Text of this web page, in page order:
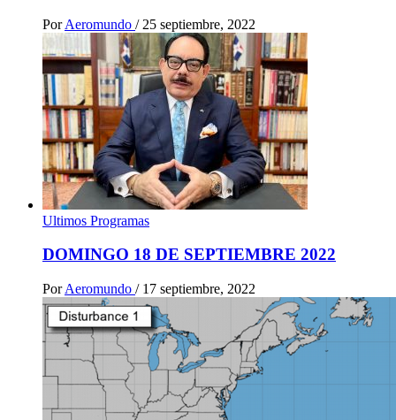
Por Aeromundo / 25 septiembre, 2022
Ultimos Programas
DOMINGO 18 DE SEPTIEMBRE 2022
Por Aeromundo / 17 septiembre, 2022